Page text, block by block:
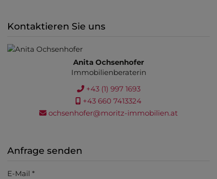
Kontaktieren Sie uns
Anita Ochsenhofer
Immobilienberaterin
+43 (1) 997 1693
+43 660 7413324
ochsenhofer@moritz-immobilien.at
Anfrage senden
E-Mail